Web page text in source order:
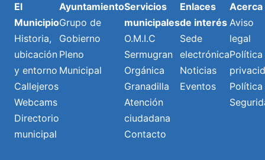
El
Municipio
Historia,
ubicación
y entorno
Callejeros
Webcams
Directorio
municipal
Ayuntamiento
Grupo de
Gobierno
Pleno
Municipal
Servicios
municipales
O.M.I.C
Sermugran
Orgánica
Granadilla
Atención
ciudadana
Contacto
Enlaces
de interés
Sede
electrónica
Noticias
Eventos
Acerca
Aviso
legal
Política
Política